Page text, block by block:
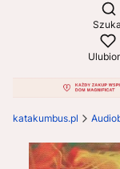
katakumbus.pl